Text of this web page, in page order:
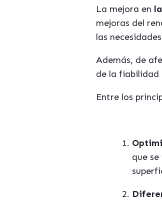
La mejora en
mejoras del
las
Además, de
de la fiabilidad
Entre los
que